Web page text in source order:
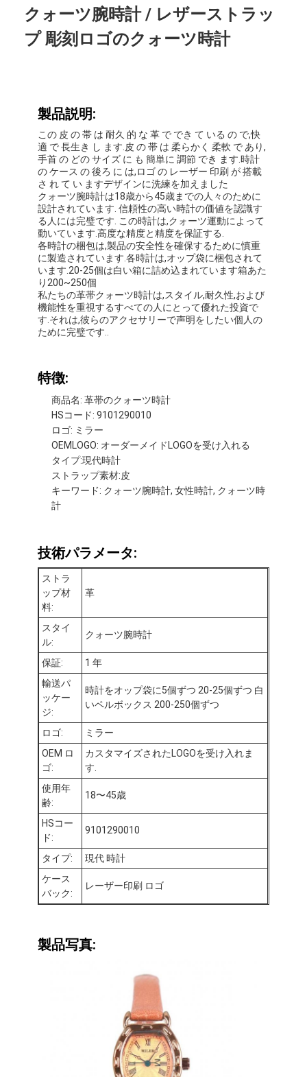
家へ
製品
わたしたち に つい て
工場 ツアー
品質管理
連絡 ください
ニュース
事件
ステンレス 鋼 の ストラップ 時計
クォーツ腕時計 / レザーストラッ
プ 彫刻ロゴのクォーツ時計
製品説明:
この 皮 の 帯 は 耐久 的 な 革 で でき て いる の で,快
適 で 長生き し ます.皮 の 帯 は 柔らかく 柔軟 で あり,
手首 の どの サイズ に も 簡単に 調節 でき ます.時計
の ケース の 後ろ に は,ロゴ の レーザー 印刷 が 搭載
さ れ て い ますデザインに洗練を加えました
クォーツ腕時計は18歳から45歳までの人々のために
設計されています. 信頼性の高い時計の価値を認識す
る人には完璧です. この時計は,クォーツ運動によって
動いています.高度な精度と精度を保証する.
各時計の梱包は,製品の安全性を確保するために慎重
に製造されています.各時計は,オップ袋に梱包されて
います.20-25個は白い箱に詰め込まれています箱あた
り200~250個
私たちの革帯クォーツ時計は,スタイル,耐久性,および
機能性を重視するすべての人にとって優れた投資で
す.それは,彼らのアクセサリーで声明をしたい個人の
ために完璧です..
特徴:
商品名: 革帯のクォーツ時計
HSコード: 9101290010
ロゴ: ミラー
OEMLOGO: オーダーメイドLOGOを受け入れる
タイプ:現代時計
ストラップ素材:皮
キーワード: クォーツ腕時計, 女性時計, クォーツ時
計
技術パラメータ:
ストラ
ップ材
料:
革
スタイ
ル:
クォーツ腕時計
保証:
1 年
輸送パ
ッケー
ジ:
時計をオップ袋に5個ずつ 20-25個ずつ 白
いペルボックス 200-250個ずつ
ロゴ:
ミラー
OEM ロ
ゴ:
カスタマイズされたLOGOを受け入れま
す.
使用年
齢:
18〜45歳
HSコー
ド:
9101290010
タイプ:
現代 時計
ケース
バック:
レーザー印刷 ロゴ
製品写真: